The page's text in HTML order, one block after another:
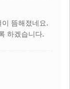
뜸해졌네요.
하겠습니다.